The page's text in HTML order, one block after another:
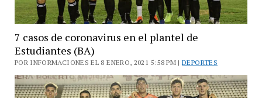
7 casos de coronavirus en el plantel de
Estudiantes (BA)
POR INFORMACIONES EL 8 ENERO, 2021 5:58 PM |DEPORTES